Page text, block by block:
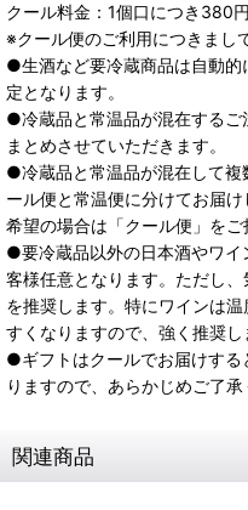
クール料金：1個口につき380円
※クール便のご利用につきまし
●生酒など要冷蔵商品は自動的
定となります。
●冷蔵品と常温品が混在するご
まとめさせていただきます。
●冷蔵品と常温品が混在して複
ール便と常温便に分けてお届
希望の場合は「クール便」をご
●要冷蔵品以外の日本酒やワイ
客様任意となります。ただし
を推奨します。特にワインは
すくなりますので、強く推奨し
●ギフトはクールでお届けする
りますので、あらかじめご了承
関連商品